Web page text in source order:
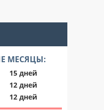
МЕСЯЦЫ:
15 дней
12 дней
12 дней